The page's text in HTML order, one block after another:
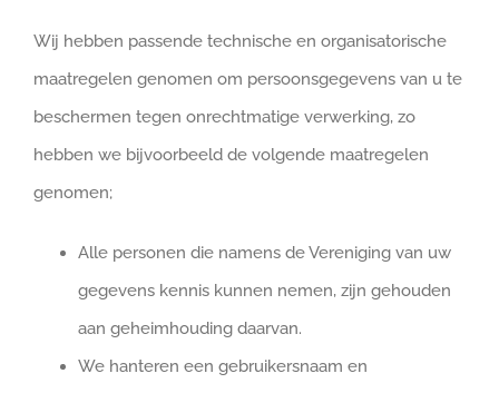
Wij hebben passende technische en organisatorische
maatregelen genomen om persoonsgegevens van u te
beschermen tegen onrechtmatige verwerking, zo
hebben we bijvoorbeeld de volgende maatregelen
genomen;
Alle personen die namens de Vereniging van uw
gegevens kennis kunnen nemen, zijn gehouden
aan geheimhouding daarvan.
We hanteren een gebruikersnaam en